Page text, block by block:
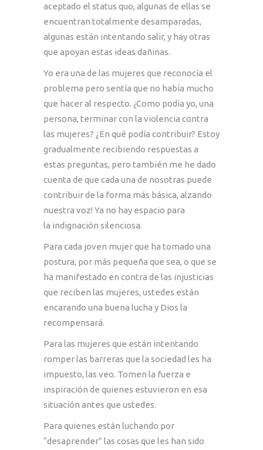
aceptado el status quo, algunas de ellas se
encuentran totalmente desamparadas,
algunas están intentando salir, y hay otras
que apoyan estas ideas dañinas.
Yo era una de las mujeres que reconocía el
problema pero sentía que no había mucho
que hacer al respecto. ¿Como podía yo, una
persona, terminar con la violencia contra
las mujeres? ¿En qué podía contribuir? Estoy
gradualmente recibiendo respuestas a
estas preguntas, pero también me he dado
cuenta de que cada una de nosotras puede
contribuir de la forma más básica, alzando
nuestra voz! Ya no hay espacio para
la indignación silenciosa.
Para cada joven mujer que ha tomado una
postura, por más pequeña que sea, o que se
ha manifestado en contra de las injusticias
que reciben las mujeres, ustedes están
encarando una buena lucha y Dios la
recompensará.
Para las mujeres que están intentando
romper las barreras que la sociedad les ha
impuesto, las veo. Tomen la fuerza e
inspiración de quienes estuvieron en esa
situación antes que ustedes.
Para quienes están luchando por
“desaprender” las cosas que les han sido